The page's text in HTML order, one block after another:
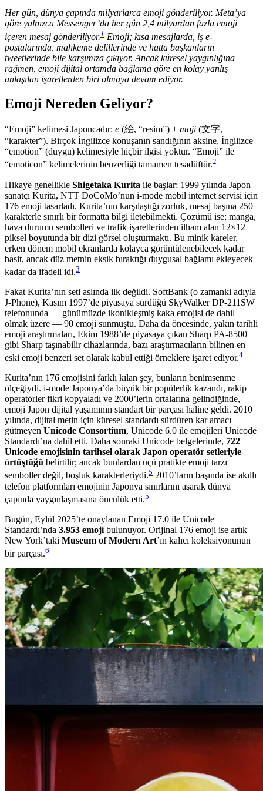
Her gün, dünya çapında milyarlarca emoji gönderiliyor. Meta’ya
göre yalnızca Messenger’da her gün 2,4 milyardan fazla emoji
içeren mesaj gönderiliyor.1 Emoji; kısa mesajlarda, iş e-
postalarında, mahkeme delillerinde ve hatta başkanların
tweetlerinde bile karşımıza çıkıyor. Ancak küresel yaygınlığına
rağmen, emoji dijital ortamda bağlama göre en kolay yanlış
anlaşılan işaretlerden biri olmaya devam ediyor.
Emoji Nereden Geliyor?
“Emoji” kelimesi Japoncadır: e (絵, “resim”) + moji (文字,
“karakter”). Birçok İngilizce konuşanın sandığının aksine, İngilizce
“emotion” (duygu) kelimesiyle hiçbir ilgisi yoktur. “Emoji” ile
“emoticon” kelimelerinin benzerliği tamamen tesadüftür.2
Hikaye genellikle Shigetaka Kurita ile başlar; 1999 yılında Japon
sanatçı Kurita, NTT DoCoMo’nun i-mode mobil internet servisi için
176 emoji tasarladı. Kurita’nın karşılaştığı zorluk, mesaj başına 250
karakterle sınırlı bir formatta bilgi iletebilmekti. Çözümü ise; manga,
hava durumu sembolleri ve trafik işaretlerinden ilham alan 12×12
piksel boyutunda bir dizi görsel oluşturmaktı. Bu minik kareler,
erken dönem mobil ekranlarda kolayca görüntülenebilecek kadar
basit, ancak düz metnin eksik bıraktığı duygusal bağlamı ekleyecek
kadar da ifadeli idi.3
Fakat Kurita’nın seti aslında ilk değildi. SoftBank (o zamanki adıyla
J-Phone), Kasım 1997’de piyasaya sürdüğü SkyWalker DP-211SW
telefonunda — günümüzde ikonikleşmiş kaka emojisi de dahil
olmak üzere — 90 emoji sunmuştu. Daha da öncesinde, yakın tarihli
emoji araştırmaları, Ekim 1988’de piyasaya çıkan Sharp PA-8500
gibi Sharp taşınabilir cihazlarında, bazı araştırmacıların bilinen en
eski emoji benzeri set olarak kabul ettiği örneklere işaret ediyor.4
Kurita’nın 176 emojisini farklı kılan şey, bunların benimsenme
ölçeğiydi. i-mode Japonya’da büyük bir popülerlik kazandı, rakip
operatörler fikri kopyaladı ve 2000’lerin ortalarına gelindiğinde,
emoji Japon dijital yaşamının standart bir parçası haline geldi. 2010
yılında, dijital metin için küresel standardı sürdüren kar amacı
gütmeyen Unicode Consortium, Unicode 6.0 ile emojileri Unicode
Standardı’na dahil etti. Daha sonraki Unicode belgelerinde, 722
Unicode emojisinin tarihsel olarak Japon operatör setleriyle
örtüştüğü belirtilir; ancak bunlardan üçü pratikte emoji tarzı
semboller değil, boşluk karakterleriydi.5 2010’ların başında ise akıllı
telefon platformları emojinin Japonya sınırlarını aşarak dünya
çapında yaygınlaşmasına öncülük etti.5
Bugün, Eylül 2025’te onaylanan Emoji 17.0 ile Unicode
Standardı’nda 3.953 emoji bulunuyor. Orijinal 176 emoji ise artık
New York’taki Museum of Modern Art’ın kalıcı koleksiyonunun
bir parçası.6